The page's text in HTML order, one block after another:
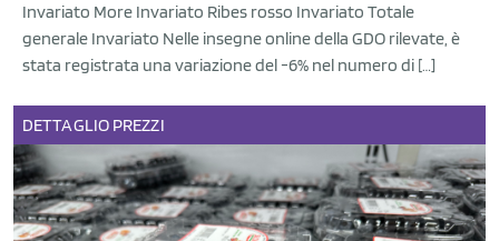
Invariato More Invariato Ribes rosso Invariato Totale
generale Invariato Nelle insegne online della GDO rilevate, è
stata registrata una variazione del -6% nel numero di […]
DETTAGLIO PREZZI